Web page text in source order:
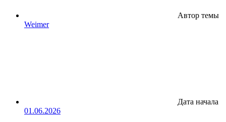
Автор темы
Weimer
Дата начала
01.06.2026